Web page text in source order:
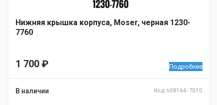
Нижняя крышка корпуса, Moser, черная 1230-
7760
1 700 ₽ Подробнее
В наличии Код s08164-7010